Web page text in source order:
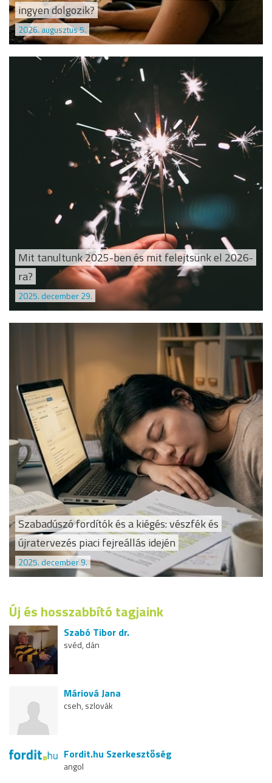
ingyen dolgozik?
2026. augusztus 5.
Mit tanultunk 2025-ben és mit felejtsünk el 2026-
ra?
2025. december 29.
Szabadúszó fordítók és a kiégés: vészfék és
újratervezés piaci fejreállás idején
2025. december 9.
Új és hosszabbító tagjaink
Szabó Tibor dr.
svéd, dán
Máriová Jana
cseh, szlovák
Fordit.hu Szerkesztőség
angol